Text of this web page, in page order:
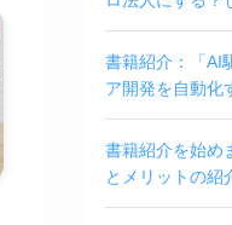
書籍紹介：「AI
ア開発を自動化
書籍紹介を始め
とメリットの紹